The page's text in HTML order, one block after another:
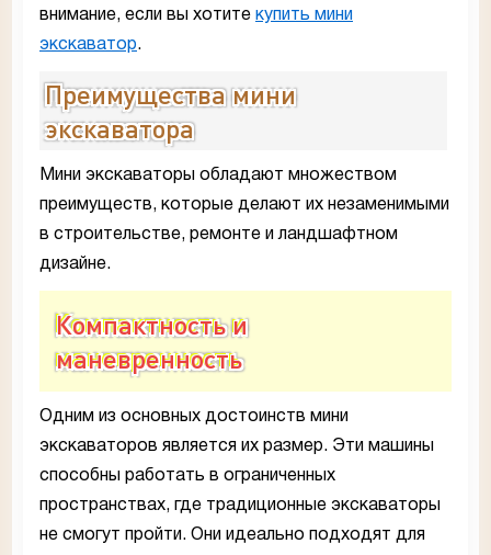
внимание, если вы хотите купить мини
экскаватор.
Преимущества мини
экскаватора
Мини экскаваторы обладают множеством
преимуществ, которые делают их незаменимыми
в строительстве, ремонте и ландшафтном
дизайне.
Компактность и
маневренность
Одним из основных достоинств мини
экскаваторов является их размер. Эти машины
способны работать в ограниченных
пространствах, где традиционные экскаваторы
не смогут пройти. Они идеально подходят для